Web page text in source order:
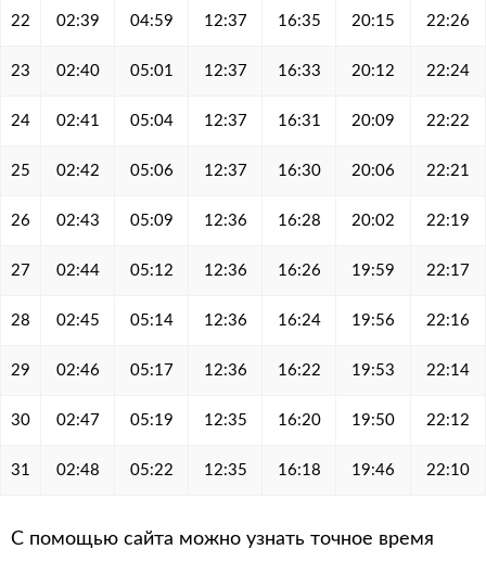
22 02:39 04:59 12:37 16:35 20:15 22:26
23 02:40 05:01 12:37 16:33 20:12 22:24
24 02:41 05:04 12:37 16:31 20:09 22:22
25 02:42 05:06 12:37 16:30 20:06 22:21
26 02:43 05:09 12:36 16:28 20:02 22:19
27 02:44 05:12 12:36 16:26 19:59 22:17
28 02:45 05:14 12:36 16:24 19:56 22:16
29 02:46 05:17 12:36 16:22 19:53 22:14
30 02:47 05:19 12:35 16:20 19:50 22:12
31 02:48 05:22 12:35 16:18 19:46 22:10
С помощью сайта можно узнать точное время